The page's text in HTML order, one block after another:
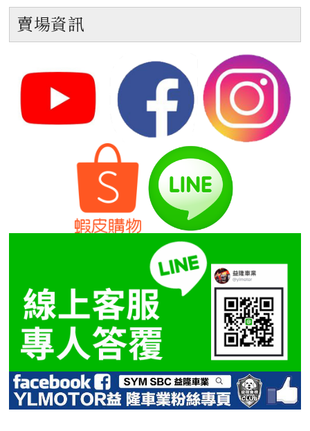
賣場資訊